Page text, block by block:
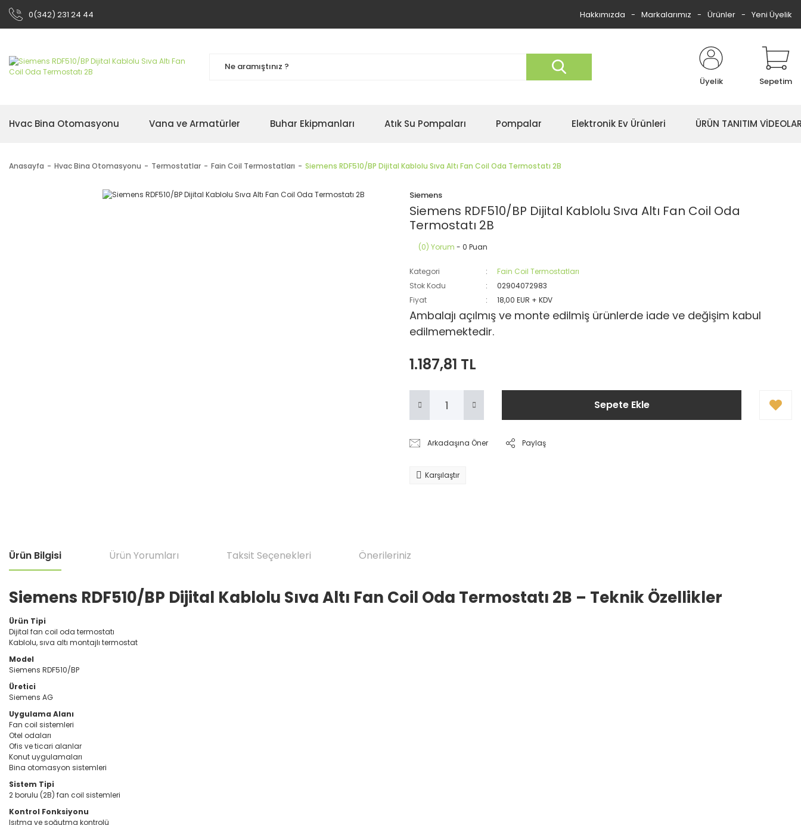
0(342) 231 24 44 Hakkımızda Markalarımız Ürünler Yeni Üyelik
Üyelik Sepetim
Hvac Bina Otomasyonu Vana ve Armatürler Buhar Ekipmanları Atık Su Pompaları Pompalar Elektronik Ev Ürünleri ÜRÜN TANITIM
Anasayfa Hvac Bina Otomasyonu Termostatlar Fain Coil Termostatları Siemens RDF510/BP Dijital Kablolu Sıva Altı Fan Coil Oda Termostatı 2B
Siemens
Siemens RDF510/BP Dijital Kablolu Sıva Altı Fan Coil Oda
Termostatı 2B
(0) Yorum - 0 Puan
Kategori
Fain Coil Termostatları
Stok Kodu
02904072983
Fiyat
18,00 EUR + KDV
Ambalajı açılmış ve monte edilmiş ürünlerde iade ve değişim kabul
edilmemektedir.
1.187,81 TL
Sepete Ekle
Arkadaşına Öner Paylaş
Karşılaştır
Ürün Bilgisi Ürün Yorumları Taksit Seçenekleri Önerileriniz
Siemens RDF510/BP Dijital Kablolu Sıva Altı Fan Coil Oda Termostatı 2B – Teknik Özellikler
Ürün Tipi
Dijital fan coil oda termostatı
Kablolu, sıva altı montajlı termostat
Model
Siemens RDF510/BP
Üretici
Siemens AG
Uygulama Alanı
Fan coil sistemleri
Otel odaları
Ofis ve ticari alanlar
Konut uygulamaları
Bina otomasyon sistemleri
Sistem Tipi
2 borulu (2B) fan coil sistemleri
Kontrol Fonksiyonu
Isıtma ve soğutma kontrolü